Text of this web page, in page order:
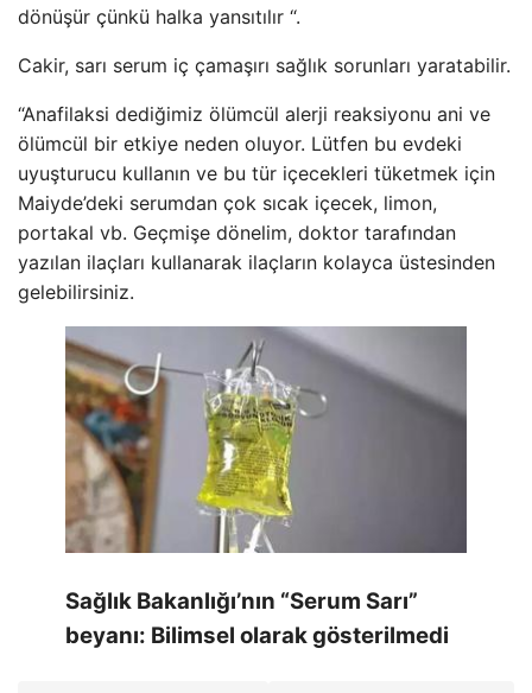
dönüşür çünkü halka yansıtılır “.
Cakir, sarı serum iç çamaşırı sağlık sorunları yaratabilir.
“Anafilaksi dediğimiz ölümcül alerji reaksiyonu ani ve
ölümcül bir etkiye neden oluyor. Lütfen bu evdeki
uyuşturucu kullanın ve bu tür içecekleri tüketmek için
Maiyde’deki serumdan çok sıcak içecek, limon,
portakal vb. Geçmişe dönelim, doktor tarafından
yazılan ilaçları kullanarak ilaçların kolayca üstesinden
gelebilirsiniz.
Sağlık Bakanlığı’nın “Serum Sarı”
beyanı: Bilimsel olarak gösterilmedi